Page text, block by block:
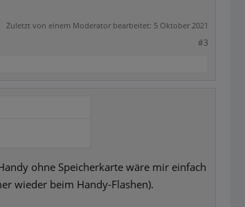
Zuletzt von einem Moderator bearbeitet: 5 Oktober 2021
#3
ohne Speicherkarte wäre mir einfach
wieder beim Handy-Flashen).